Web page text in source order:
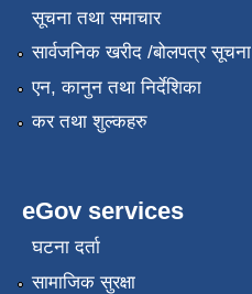
सूचना तथा समाचार
सार्वजनिक खरीद /बोलपत्र सूचना
एन, कानुन तथा निर्देशिका
कर तथा शुल्कहरु
eGov services
घटना दर्ता
सामाजिक सुरक्षा